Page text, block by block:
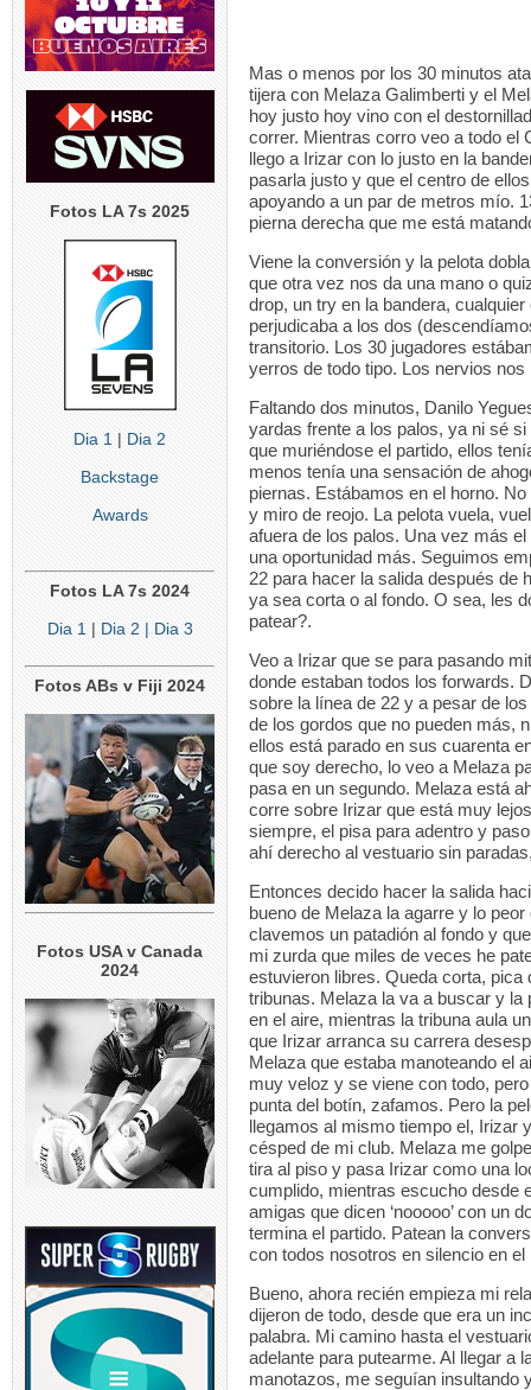
Fotos LA 7s 2025
Dia 1 | Dia 2
Backstage
Awards
Fotos LA 7s 2024
Dia 1 | Dia 2 | Dia 3
Fotos ABs v Fiji 2024
Fotos USA v Canada
2024
Mas o menos por los 30 minutos
tijera con Melaza Galimberti y el
hoy justo hoy vino con el
correr. Mientras corro veo a todo el
llego a Irizar con lo justo en la
pasarla justo y que el centro de
apoyando a un par de metros mío.
pierna derecha que me está
Viene la conversión y la pelota
que otra vez nos da una mano o
drop, un try en la bandera,
perjudicaba a los dos
transitorio. Los 30 jugadores
yerros de todo tipo. Los nervios
Faltando dos minutos, Danilo
yardas frente a los palos, ya ni sé
que muriéndose el partido, ellos
menos tenía una sensación de
piernas. Estábamos en el horno.
y miro de reojo. La pelota vuela,
afuera de los palos. Una vez más
una oportunidad más. Seguimos
22 para hacer la salida después de
ya sea corta o al fondo. O sea, les
patear?.
Veo a Irizar que se para pasando
donde estaban todos los forwards.
sobre la línea de 22 y a pesar de
de los gordos que no pueden más,
ellos está parado en sus cuarenta
que soy derecho, lo veo a Melaza
pasa en un segundo. Melaza está
corre sobre Irizar que está muy
siempre, el pisa para adentro y
ahí derecho al vestuario sin
Entonces decido hacer la salida
bueno de Melaza la agarre y lo
clavemos un patadión al fondo y
mi zurda que miles de veces he
estuvieron libres. Queda corta, pica
tribunas. Melaza la va a buscar y la
en el aire, mientras la tribuna aula
que Irizar arranca su carrera
Melaza que estaba manoteando el
muy veloz y se viene con todo,
punta del botín, zafamos. Pero la
llegamos al mismo tiempo el, Irizar
césped de mi club. Melaza me
tira al piso y pasa Irizar como una
cumplido, mientras escucho desde
amigas que dicen ‘nooooo’ con un
termina el partido. Patean la
con todos nosotros en silencio en el
Bueno, ahora recién empieza mi
dijeron de todo, desde que era un
palabra. Mi camino hasta el
adelante para putearme. Al llegar a
manotazos, me seguían insultando